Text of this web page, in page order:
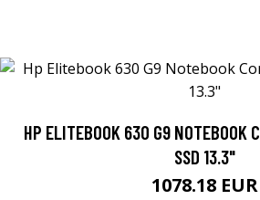
HP ELITEBOOK 630 G9 NOTEBOOK
SSD 13.3"
1078.18 EUR